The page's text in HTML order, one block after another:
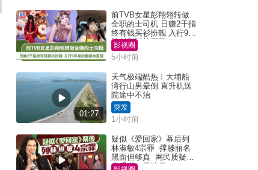
前TVB女星彭翔翎转做
全职的士司机 日赚2千指
终有钱买衫扮靓 入行9年
被封翻版林夏薇
影视圈
5小时前
01:27
天气极端酷热︱大埔船
湾行山男晕倒 直升机送
院途中不治
突发
1小时前
疑似《爱回家》幕后列
林淑敏4宗罪 撑滕丽名
黑面但够真 网民质疑：
真系咁一早被雪